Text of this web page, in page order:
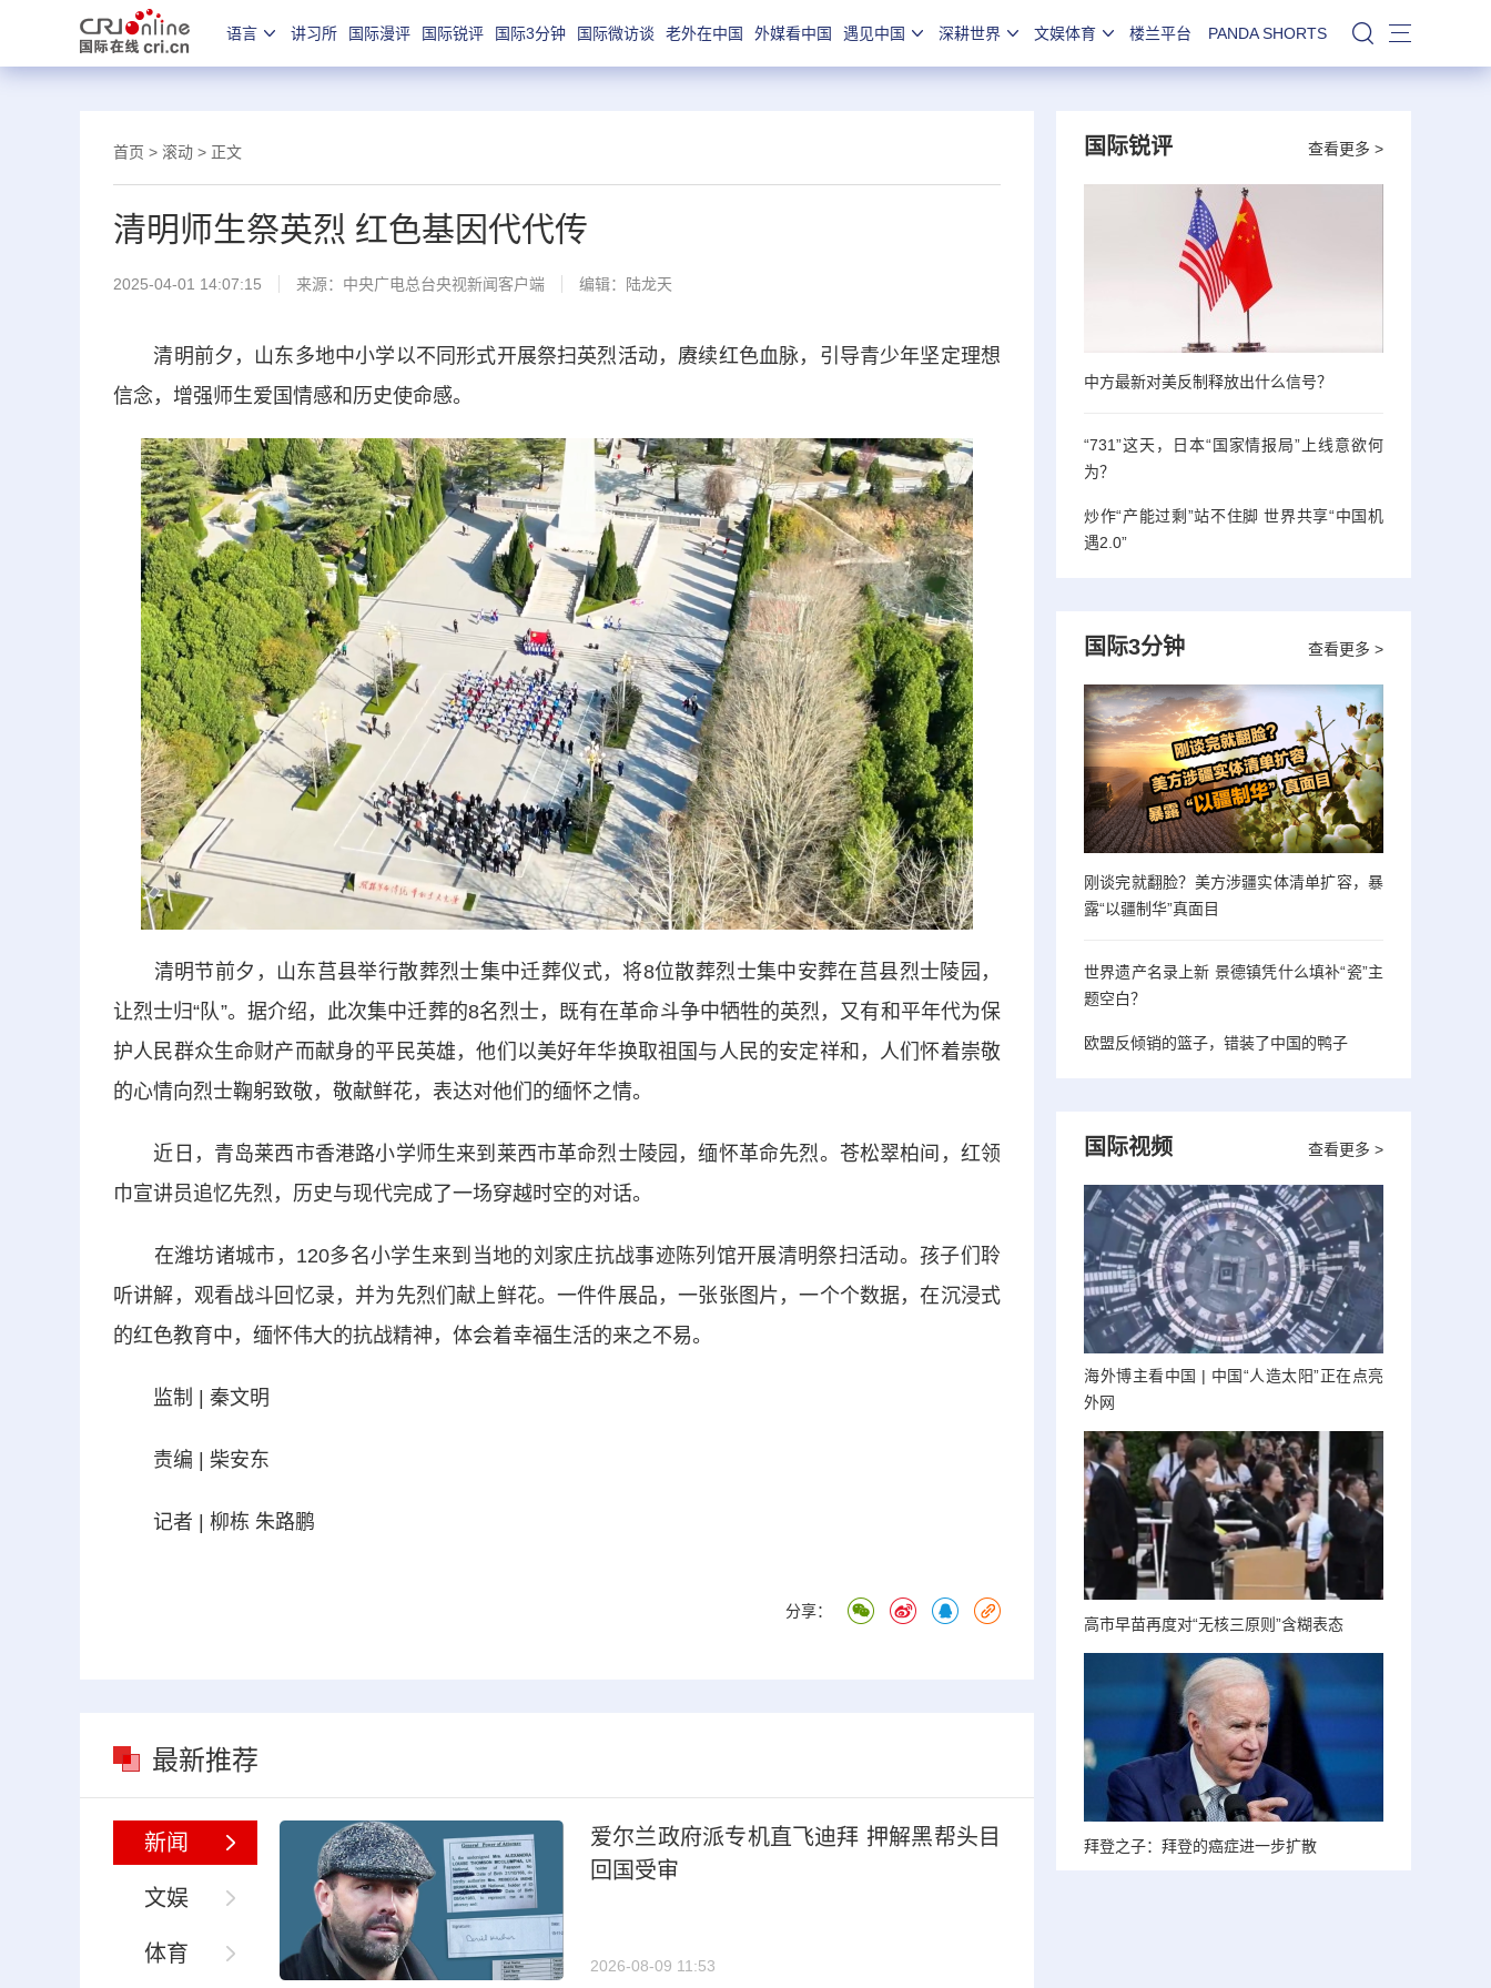
语言 讲习所 国际漫评 国际锐评 国际3分钟 国际微访谈 老外在中国 外媒看中国 遇见中国 深耕世界 文娱体育 楼兰平台 PANDA SHORTS 站内搜索
首页 > 滚动 > 正文
清明师生祭英烈 红色基因代代传
2025-04-01 14:07:15 来源： 中央广电总台央视新闻客户端 编辑：陆龙天
清明前夕，山东多地中小学以不同形式开展祭扫英烈活动，赓续红色血脉，引导青少年坚定理想
信念，增强师生爱国情感和历史使命感。
清明节前夕，山东莒县举行散葬烈士集中迁葬仪式，将8位散葬烈士集中安葬在莒县烈士陵园，
让烈士归“队”。据介绍，此次集中迁葬的8名烈士，既有在革命斗争中牺牲的英烈，又有和平年代为保
护人民群众生命财产而献身的平民英雄，他们以美好年华换取祖国与人民的安定祥和，人们怀着崇敬
的心情向烈士鞠躬致敬，敬献鲜花，表达对他们的缅怀之情。
近日，青岛莱西市香港路小学师生来到莱西市革命烈士陵园，缅怀革命先烈。苍松翠柏间，红领
巾宣讲员追忆先烈，历史与现代完成了一场穿越时空的对话。
在潍坊诸城市，120多名小学生来到当地的刘家庄抗战事迹陈列馆开展清明祭扫活动。孩子们聆
听讲解，观看战斗回忆录，并为先烈们献上鲜花。一件件展品，一张张图片，一个个数据，在沉浸式
的红色教育中，缅怀伟大的抗战精神，体会着幸福生活的来之不易。
监制 | 秦文明
责编 | 柴安东
记者 | 柳栋 朱路鹏
分享：
最新推荐
新闻
文娱
体育
爱尔兰政府派专机直飞迪拜 押解黑帮头目
回国受审
2026-08-09 11:53
查看更多 >
国际锐评
中方最新对美反制释放出什么信号？
“731”这天，日本“国家情报局”上线意欲何
为？
炒作“产能过剩”站不住脚 世界共享“中国机
遇2.0”
查看更多 >
国际3分钟
刚谈完就翻脸？美方涉疆实体清单扩容，暴
露“以疆制华”真面目
世界遗产名录上新 景德镇凭什么填补“瓷”主
题空白？
欧盟反倾销的篮子，错装了中国的鸭子
查看更多 >
国际视频
海外博主看中国 | 中国“人造太阳”正在点亮
外网
高市早苗再度对“无核三原则”含糊表态
拜登之子：拜登的癌症进一步扩散